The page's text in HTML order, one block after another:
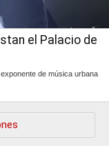
el Palacio de
de música urbana